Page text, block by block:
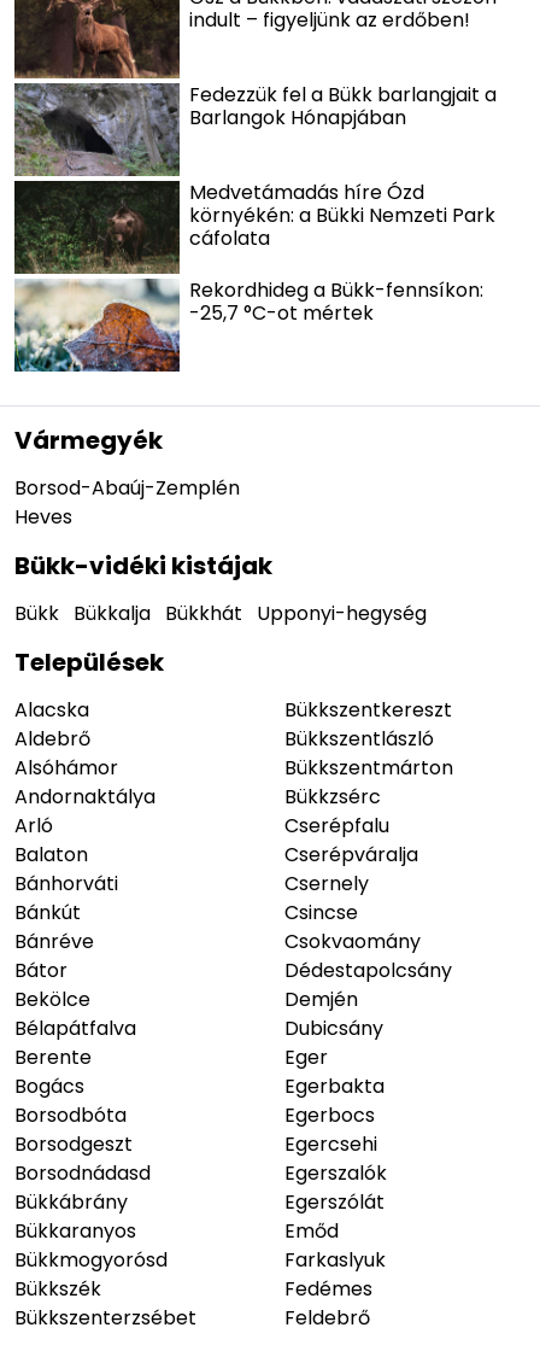
indult – figyeljünk az erdőben!
Fedezzük fel a Bükk barlangjait a
Barlangok Hónapjában
Medvetámadás híre Ózd
környékén: a Bükki Nemzeti Park
cáfolata
Rekordhideg a Bükk-fennsíkon:
-25,7 °C-ot mértek
Vármegyék
Borsod-Abaúj-Zemplén
Heves
Bükk-vidéki kistájak
Bükk Bükkalja Bükkhát Upponyi-hegység
Települések
Alacska
Aldebrő
Alsóhámor
Andornaktálya
Arló
Balaton
Bánhorváti
Bánkút
Bánréve
Bátor
Bekölce
Bélapátfalva
Berente
Bogács
Borsodbóta
Borsodgeszt
Borsodnádasd
Bükkábrány
Bükkaranyos
Bükkmogyorósd
Bükkszék
Bükkszenterzsébet
Bükkszentkereszt
Bükkszentlászló
Bükkszentmárton
Bükkzsérc
Cserépfalu
Cserépváralja
Csernely
Csincse
Csokvaomány
Dédestapolcsány
Demjén
Dubicsány
Eger
Egerbakta
Egerbocs
Egercsehi
Egerszalók
Egerszólát
Emőd
Farkaslyuk
Fedémes
Feldebrő